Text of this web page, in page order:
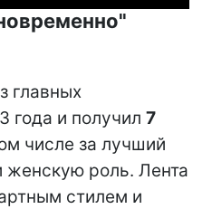
главных
года и получил 7
числе за лучший
роль. Лента
стилем и